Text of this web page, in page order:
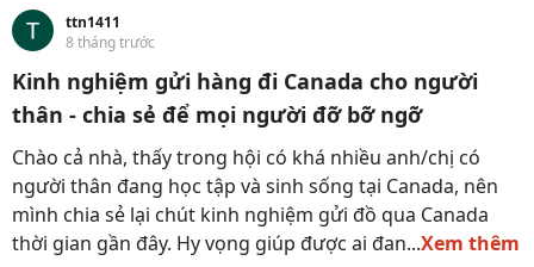
ttn1411
8 tháng trước
Kinh nghiệm gửi hàng đi Canada cho người
thân - chia sẻ để mọi người đỡ bỡ ngỡ
Chào cả nhà, thấy trong hội có khá nhiều anh/chị có
người thân đang học tập và sinh sống tại Canada, nên
mình chia sẻ lại chút kinh nghiệm gửi đồ qua Canada
thời gian gần đây. Hy vọng giúp được ai đan...Xem thêm